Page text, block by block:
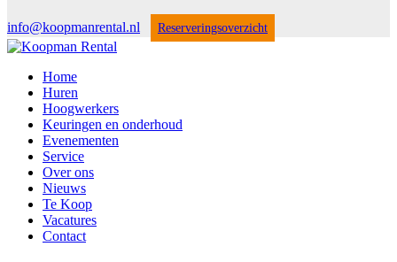
info@koopmanrental.nl Reserveringsoverzicht
Home
Huren
Hoogwerkers
Keuringen en onderhoud
Evenementen
Service
Over ons
Nieuws
Te Koop
Vacatures
Contact